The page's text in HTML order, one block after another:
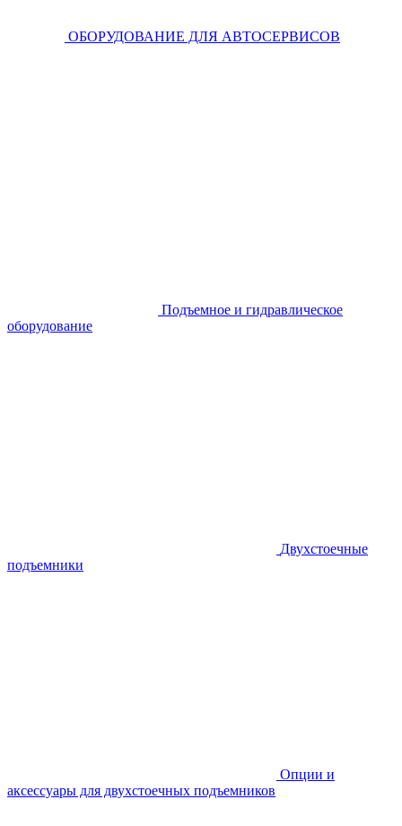
ОБОРУДОВАНИЕ ДЛЯ АВТОСЕРВИСОВ
Подъемное и гидравлическое
оборудование
Двухстоечные
подъемники
Опции и
аксессуары для двухстоечных подъемников